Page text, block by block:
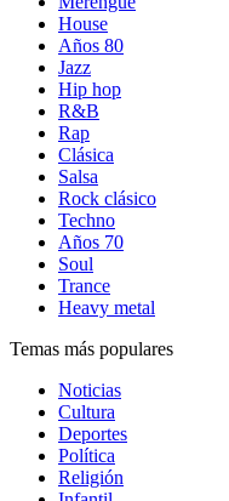
House
Años 80
Jazz
Hip hop
R&B
Rap
Clásica
Salsa
Rock clásico
Techno
Años 70
Soul
Trance
Heavy metal
Temas más populares
Noticias
Cultura
Deportes
Política
Religión